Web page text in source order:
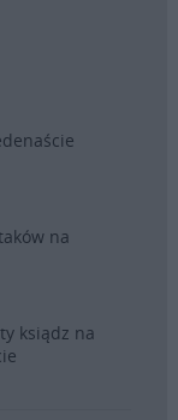
na
ksiądz na